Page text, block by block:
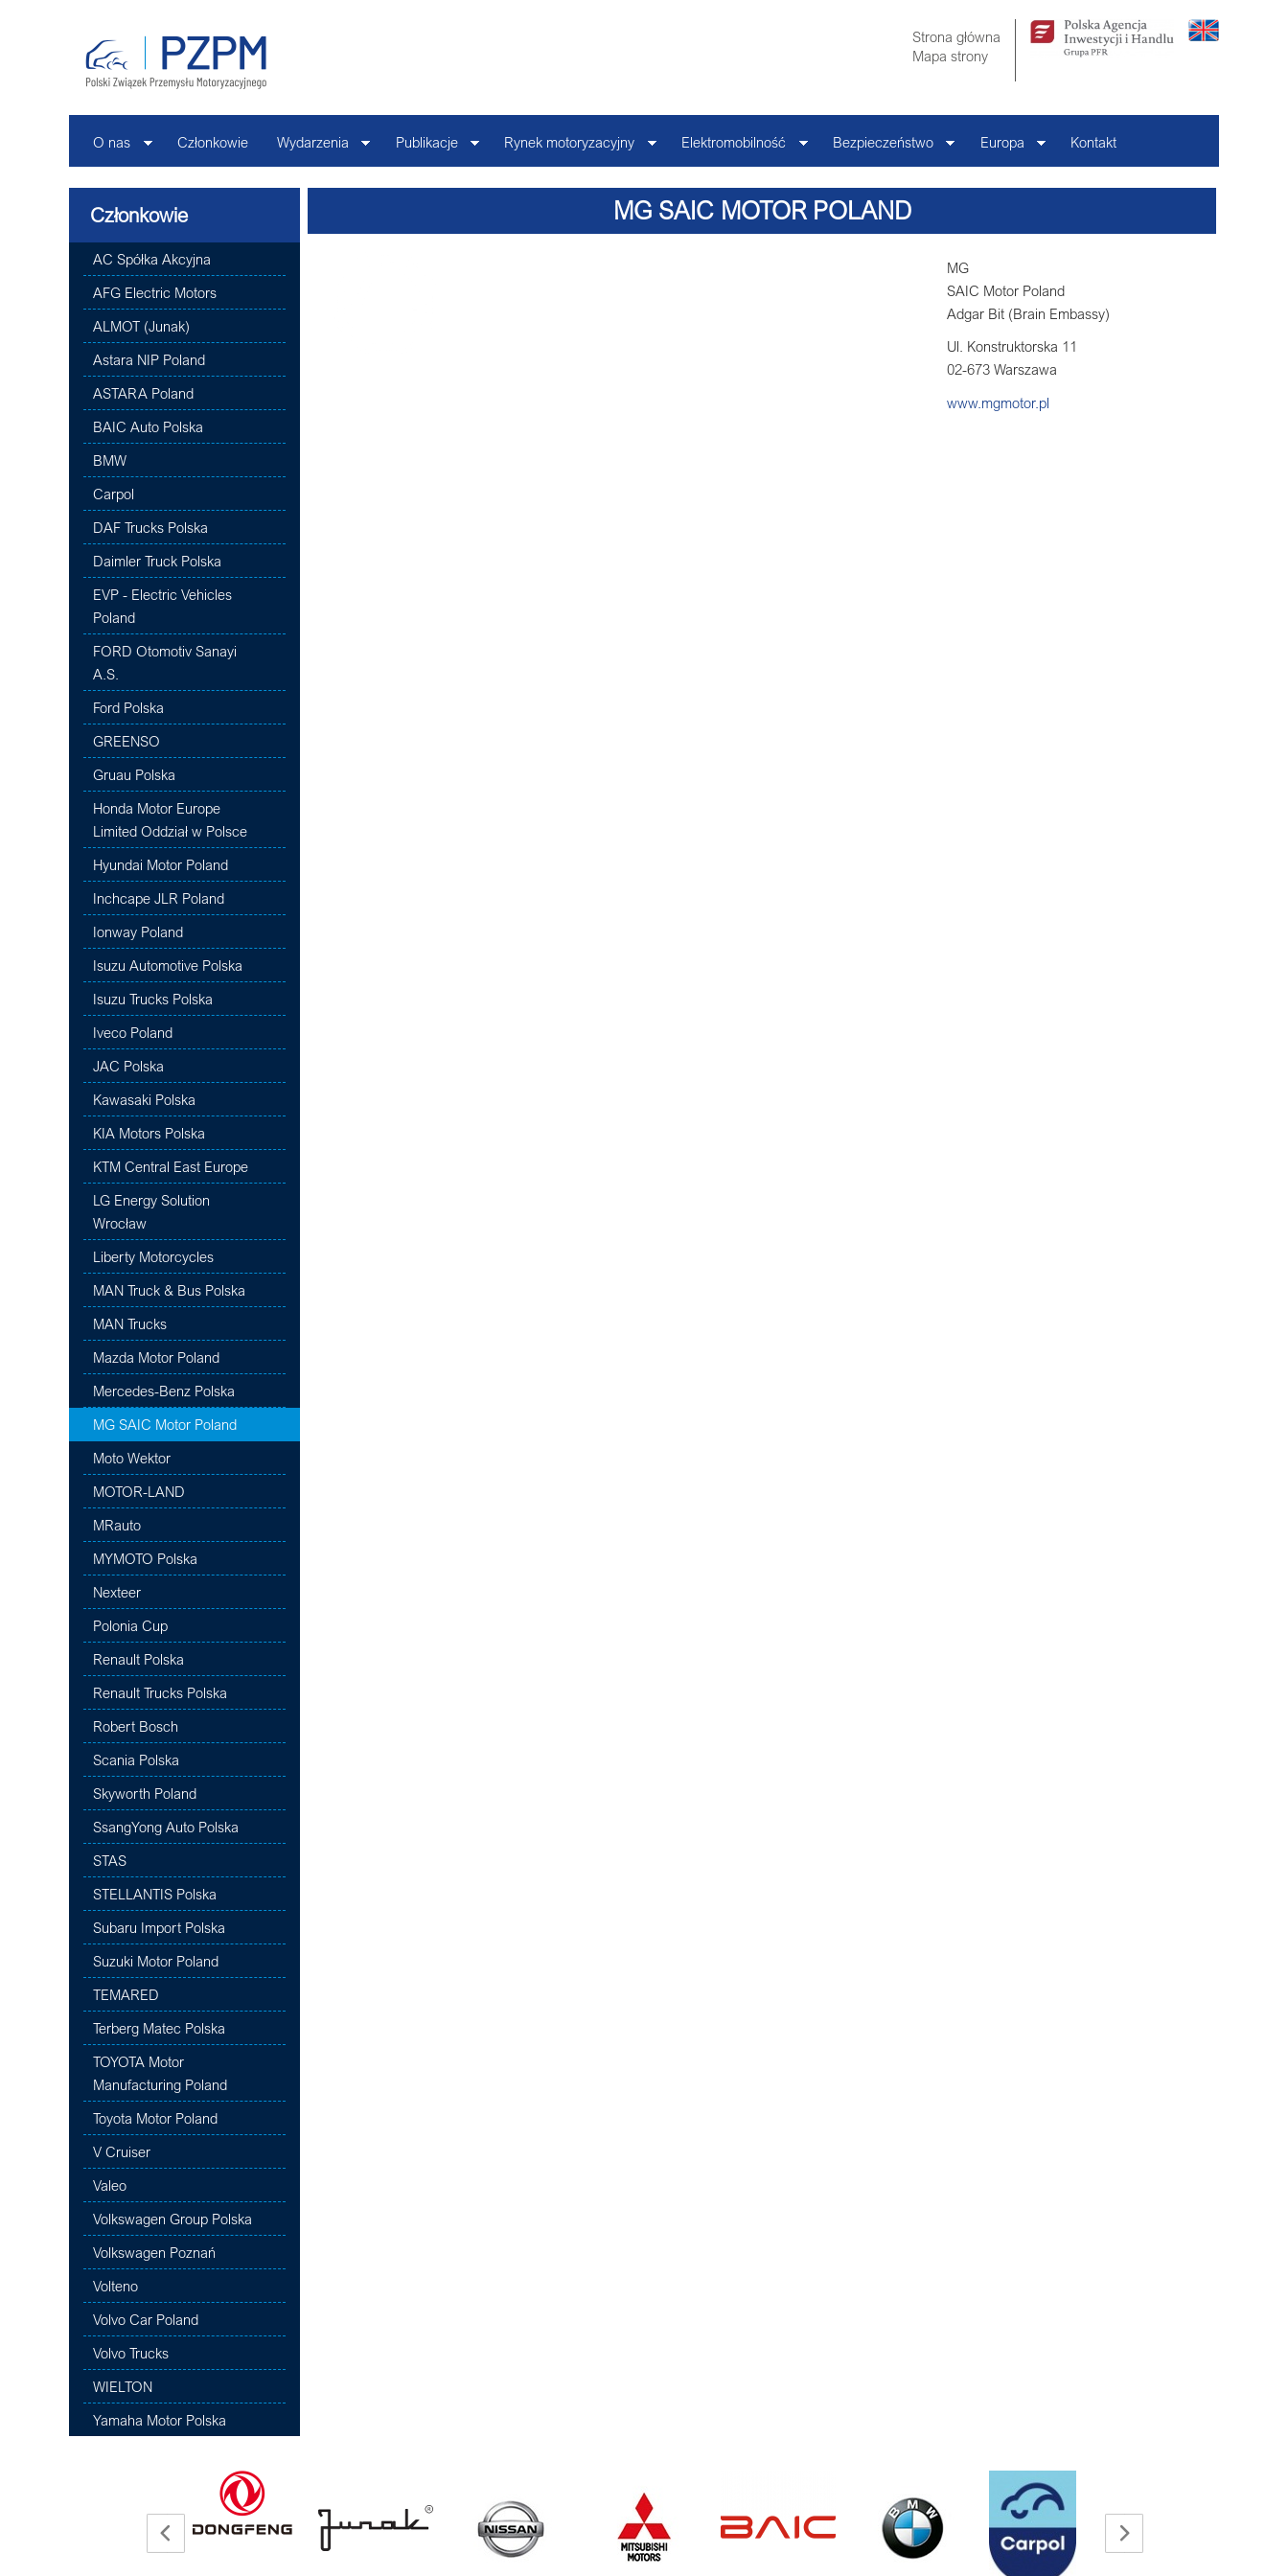
Strona główna
Mapa strony
O nas Członkowie Wydarzenia Publikacje Rynek motoryzacyjny Elektromobilność Bezpieczeństwo Europa Kontakt
Członkowie
AC Spółka Akcyjna
AFG Electric Motors
ALMOT (Junak)
Astara NIP Poland
ASTARA Poland
BAIC Auto Polska
BMW
Carpol
DAF Trucks Polska
Daimler Truck Polska
EVP - Electric Vehicles
Poland
FORD Otomotiv Sanayi
A.S.
Ford Polska
GREENSO
Gruau Polska
Honda Motor Europe
Limited Oddział w Polsce
Hyundai Motor Poland
Inchcape JLR Poland
Ionway Poland
Isuzu Automotive Polska
Isuzu Trucks Polska
Iveco Poland
JAC Polska
Kawasaki Polska
KIA Motors Polska
KTM Central East Europe
LG Energy Solution
Wrocław
Liberty Motorcycles
MAN Truck & Bus Polska
MAN Trucks
Mazda Motor Poland
Mercedes-Benz Polska
MG SAIC Motor Poland
Moto Wektor
MOTOR-LAND
MRauto
MYMOTO Polska
Nexteer
Polonia Cup
Renault Polska
Renault Trucks Polska
Robert Bosch
Scania Polska
Skyworth Poland
SsangYong Auto Polska
STAS
STELLANTIS Polska
Subaru Import Polska
Suzuki Motor Poland
TEMARED
Terberg Matec Polska
TOYOTA Motor
Manufacturing Poland
Toyota Motor Poland
V Cruiser
Valeo
Volkswagen Group Polska
Volkswagen Poznań
Volteno
Volvo Car Poland
Volvo Trucks
WIELTON
Yamaha Motor Polska
MG SAIC MOTOR POLAND
MG
SAIC Motor Poland
Adgar Bit (Brain Embassy)
Ul. Konstruktorska 11
02-673 Warszawa
www.mgmotor.pl